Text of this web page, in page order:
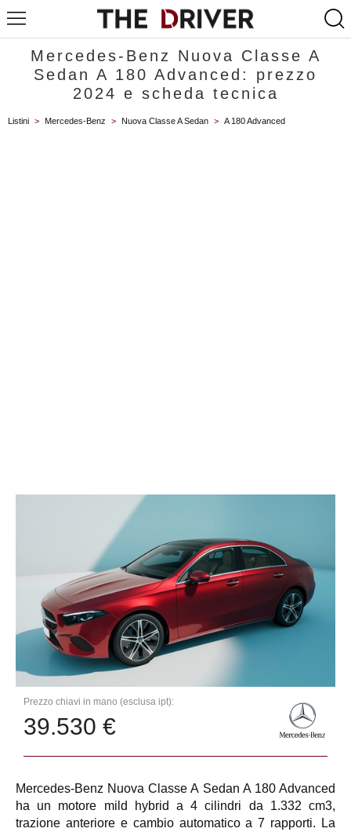
Mercedes-Benz Nuova Classe A
Sedan A 180 Advanced: prezzo
2024 e scheda tecnica
Listini > Mercedes-Benz > Nuova Classe A Sedan > A 180 Advanced
Prezzo chiavi in mano (esclusa ipt):
39.530 €
Mercedes-Benz Nuova Classe A Sedan A 180 Advanced
ha un motore mild hybrid a 4 cilindri da 1.332 cm3,
trazione anteriore e cambio automatico a 7 rapporti. La